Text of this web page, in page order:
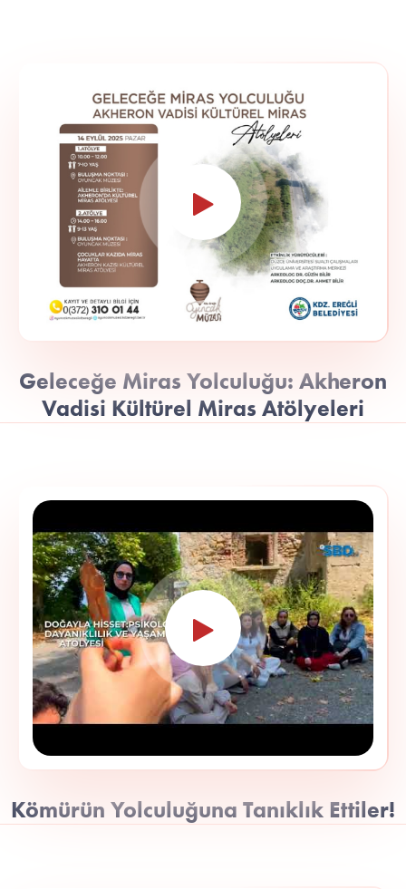
Geleceğe Miras Yolculuğu: Akheron
Vadisi Kültürel Miras Atölyeleri
Kömürün Yolculuğuna Tanıklık Ettiler!